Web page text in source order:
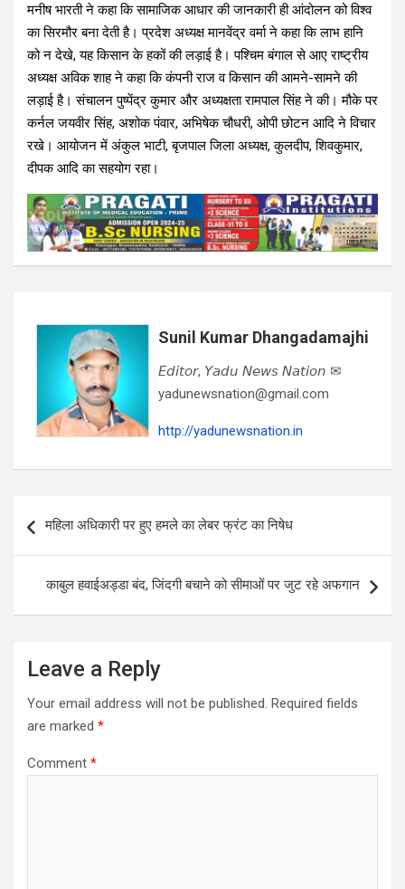
मनीष भारती ने कहा कि सामाजिक आधार की जानकारी ही आंदोलन को विश्व
का सिरमौर बना देती है। प्रदेश अध्यक्ष मानवेंद्र वर्मा ने कहा कि लाभ हानि
को न देखे, यह किसान के हकों की लड़ाई है। पश्चिम बंगाल से आए राष्ट्रीय
अध्यक्ष अविक शाह ने कहा कि कंपनी राज व किसान की आमने-सामने की
लड़ाई है। संचालन पुष्पेंद्र कुमार और अध्यक्षता रामपाल सिंह ने की। मौके पर
कर्नल जयवीर सिंह, अशोक पंवार, अभिषेक चौधरी, ओपी छोटन आदि ने विचार
रखे। आयोजन में अंकुल भाटी, बृजपाल जिला अध्यक्ष, कुलदीप, शिवकुमार,
दीपक आदि का सहयोग रहा।
Sunil Kumar Dhangadamajhi
𝘌𝘥𝘪𝘵𝘰𝘳, 𝘠𝘢𝘥𝘶 𝘕𝘦𝘸𝘴 𝘕𝘢𝘵𝘪𝘰𝘯 ✉
yadunewsnation@gmail.com
http://yadunewsnation.in
navigation
महिला अधिकारी पर हुए हमले का लेबर फ्रंट का निषेध
काबुल हवाईअड्डा बंद, जिंदगी बचाने को सीमाओं पर जुट रहे अफगान
Leave a Reply
Your email address will not be published. Required fields
are marked *
Comment *